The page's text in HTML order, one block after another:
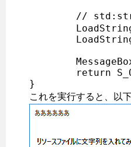
これを実行すると、以